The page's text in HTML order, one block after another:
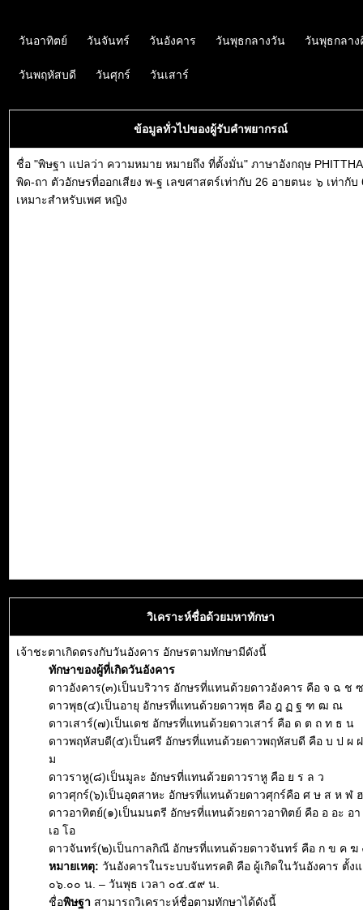
วันอาทิตย์ วันจันทร์ วันอังคาร วันพุธกลางวัน วันพุธกลา
วันพฤหัสบดี วันศุกร์ วันเสาร์
ข้อมูลทั่วไปของผู้รับคำพยากรณ์
ชื่อ "พิษฐา แปลว่า ความหมาย หมายถึง ที่ตั้งมั่น" ภาษาอังกฤษ
พิด-ถา ตัวอักษรที่ออกเสียง พ-ฐ เลขศาสตร์เท่ากับ 26 อายตนะ ๖ เท่ากั
เหมาะสำหรับเพศ หญิง
วิเคราะห์ชื่อด้วยมหาทักษา
เจ้าชะตาเกิดตรงกับวันอังคาร อักษรตามทักษามีดังนี้
ทักษาของผู้ที่เกิดวันอังคาร
ดาวอังคาร(๓)เป็นบริวาร อักษรที่แทนด้วยดาวอังคาร คือ จ ฉ ช
ดาวพุธ(๔)เป็นอายุ อักษรที่แทนด้วยดาวพุธ คือ ฎ ฏ ฐ ฑ ฒ ณ
ดาวเสาร์(๗)เป็นเดช อักษรที่แทนด้วยดาวเสาร์ คือ ด ต ถ ท ธ น
ดาวพฤหัสบดี(๕)เป็นศรี อักษรที่แทนด้วยดาวพฤหัสบดี คือ บ ป ผ
ม
ดาวราหู(๘)เป็นมูละ อักษรที่แทนด้วยดาวราหู คือ ย ร ล ว
ดาวศุกร์(๖)เป็นอุตสาหะ อักษรที่แทนด้วยดาวศุกร์คือ ศ ษ ส ห ฬ ฮ
ดาวอาทิตย์(๑)เป็นมนตรี อักษรที่แทนด้วยดาวอาทิตย์ คือ อ อะ อา
เอ โอ
ดาวจันทร์(๒)เป็นกาลกิณี อักษรที่แทนด้วยดาวจันทร์ คือ ก ข ค ฆ
หมายเหตุ: วันอังคารในระบบจันทรคติ คือ ผู้เกิดในวันอังคาร ตั้งแ
๐๖.๐๐ น. – วันพุธ เวลา ๐๕.๕๙ น.
ชื่อพิษฐา สามารถวิเคราะห์ชื่อตามทักษาได้ดังนี้